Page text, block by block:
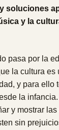
soluciones
y la
pasa por la
la cultura
y para ello
la
y mostrar
sin